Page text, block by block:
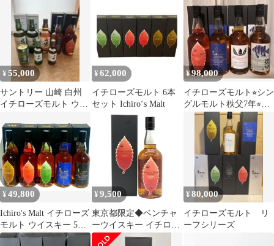
まみ4種セット 【 9322
】 【 ウィスキー・おつ
まみセット 】【 送料無
料 】
¥55,000
サントリー 山崎 白州
イチローズモルト ウイ
¥ 62,000
イチローズモルト 6本
セット Ichiro‘s Malt
¥98,000
イチローズモルト⭐︎シン
グルモルト秩父7年⭐︎グ
ラバーコレクション29
番⭐︎他3本
¥49,800
Ichiro's Malt イチローズ
モルト ウイスキー 5本
セット
¥ 9,500
東京都限定◆ベンチャ
ーウイスキー イチロー
ズモルト WWR【E3】
¥80,000
イチローズモルト リ
ーフシリーズ